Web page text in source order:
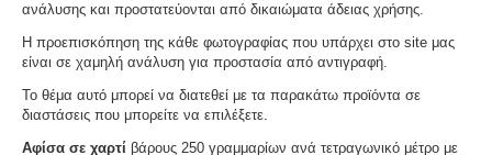
ανάλυσης και προστατεύονται από δικαιώματα άδειας χρήσης.
Η προεπισκόπηση της κάθε φωτογραφίας που υπάρχει στο site μας
είναι σε χαμηλή ανάλυση για προστασία από αντιγραφή.
Το θέμα αυτό μπορεί να διατεθεί με τα παρακάτω προϊόντα σε
διαστάσεις που μπορείτε να επιλέξετε.
Αφίσα σε χαρτί βάρους 250 γραμμαρίων ανά τετραγωνικό μέτρο με